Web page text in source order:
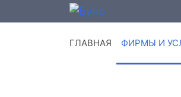
ГЛАВНАЯ ФИРМЫ И